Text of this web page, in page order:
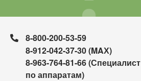
8-800-200-53-59
8-912-042-37-30 (MAХ)
8-963-764-81-66 (Специалист
по аппаратам)